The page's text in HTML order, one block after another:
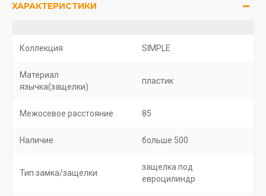
ХАРАКТЕРИСТИКИ
Коллекция SIMPLE
Материал
язычка(защелки)
пластик
Межосевое расстояние 85
Наличие больше 500
Тип замка/защелки
защелка под
евроцилиндр